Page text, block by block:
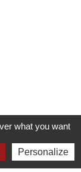
what you want
Personalize